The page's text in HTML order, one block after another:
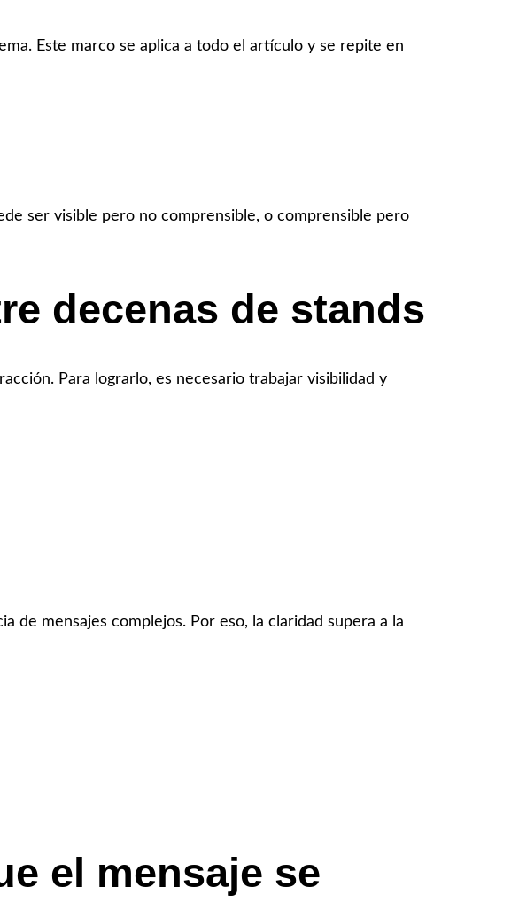
Este marco se aplica a todo el artículo y se repite en
ser visible pero no comprensible, o comprensible pero
decenas de stands
Para lograrlo, es necesario trabajar visibilidad y
de mensajes complejos. Por eso, la claridad supera a la
el mensaje se